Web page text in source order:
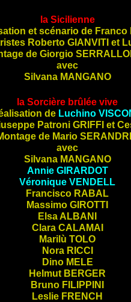
la Sicilienne
et scénario de Franco
Roberto GIANVITIet
de Giorgio
avec
Silvana MANGANO
la Sorcière brûlée vive
de Luchino
Patroni GRIFFIet
de Mario
avec
Silvana MANGANO
Annie GIRARDOT
Véronique VENDELL
Francisco RABAL
Massimo GIROTTI
Elsa ALBANI
Clara CALAMAI
Marilù TOLO
Nora RICCI
Dino MELE
Helmut BERGER
Bruno FILIPPINI
Leslie FRENCH